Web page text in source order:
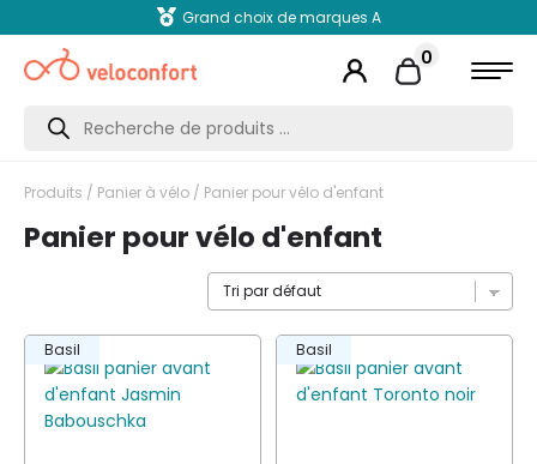
Grand choix de marques A
0
Recherche
produits
Produits / Panier à vélo / Panier pour vélo d'enfant
Panier pour vélo d'enfant
Basil Basil